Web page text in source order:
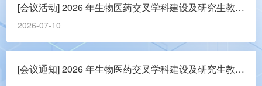
[会议活动] 2026 年生物医药交叉学科建设及研究生教育高质量发展研讨会
2026-07-10
[会议通知] 2026 年生物医药交叉学科建设及研究生教育高质量发展研讨会